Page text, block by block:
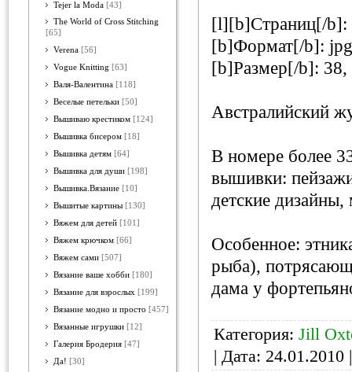
Tejer la Moda [43]
The World of Cross Stitching
[65]
Verena [56]
Vogue Knitting [63]
Валя-Валентина [118]
Веселые петельки [50]
Вышиваю крестиком [124]
Вышивка бисером [18]
Вышивка детям [64]
Вышивка для души [198]
Вышивка.Вязание [10]
Вышитые картины [130]
Вяжем для детей [101]
Вяжем крючком [66]
Вяжем сами [507]
Вязание ваше хобби [180]
Вязание для взрослых [199]
Вязание модно и просто [457]
Вязанные игрушки [12]
Галерия Бродерия [47]
Да! [30]
[l][b]Страниц[/b]:
[b]Формат[/b]: jpg
[b]Размер[/b]:
Австралийский
В номере более
вышивки:
детские
Особенное:
рыба),
дама у
Категория: Jill
| Дата: 24.01.2010